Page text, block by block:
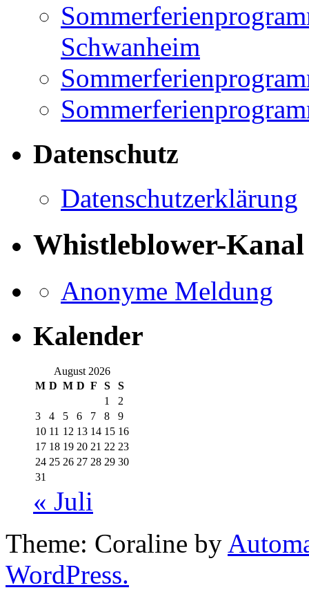
Schwanheim
Datenschutz
Datenschutzerklärung
Whistleblower-Kanal
Anonyme Meldung
Kalender
August 2026
M D M D F S
S
1
2
3
4 5 6 7 8
9
10 11 12 13 14 15 16
17 18 19 20 21 22 23
24 25 26 27 28 29 30
31
« Juli
Theme: Coraline by
WordPress.